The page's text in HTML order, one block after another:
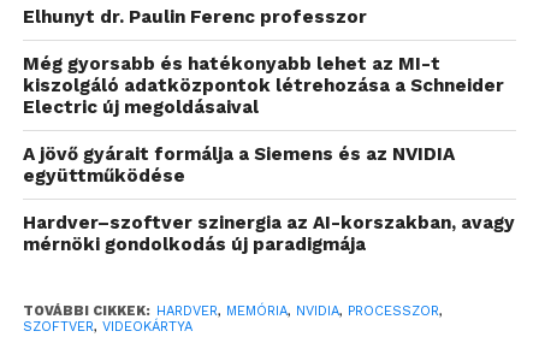
Elhunyt dr. Paulin Ferenc professzor
Még gyorsabb és hatékonyabb lehet az MI-t
kiszolgáló adatközpontok létrehozása a Schneider
Electric új megoldásaival
A jövő gyárait formálja a Siemens és az NVIDIA
együttműködése
Hardver–szoftver szinergia az AI-korszakban, avagy
mérnöki gondolkodás új paradigmája
TOVÁBBI CIKKEK: HARDVER, MEMÓRIA, NVIDIA, PROCESSZOR,
SZOFTVER, VIDEOKÁRTYA